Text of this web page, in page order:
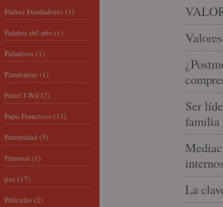
Ser
familia
La
Padres Fundadores (1)
Palabra del año (1)
Paliativos (1)
Pandemias (1)
Panel I-Wil (2)
Papa Francisco (13)
Paternidad (5)
Patronal (1)
paz (17)
Películas (2)